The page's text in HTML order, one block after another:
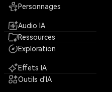
Personnages
Audio IA
Ressources
Exploration
Effets IA
Outils d'IA